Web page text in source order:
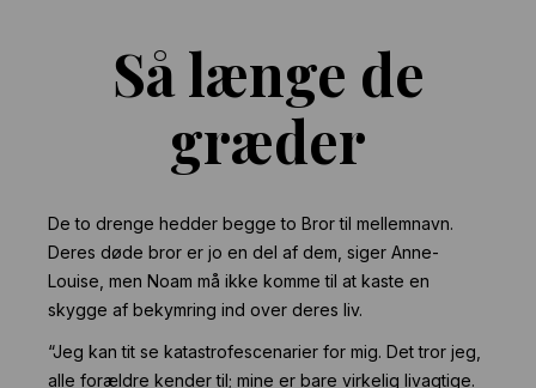
Så længe de
græder
De to drenge hedder begge to Bror til mellemnavn.
Deres døde bror er jo en del af dem, siger Anne-
Louise, men Noam må ikke komme til at kaste en
skygge af bekymring ind over deres liv.
“Jeg kan tit se katastrofescenarier for mig. Det tror jeg,
alle forældre kender til; mine er bare virkelig livagtige.